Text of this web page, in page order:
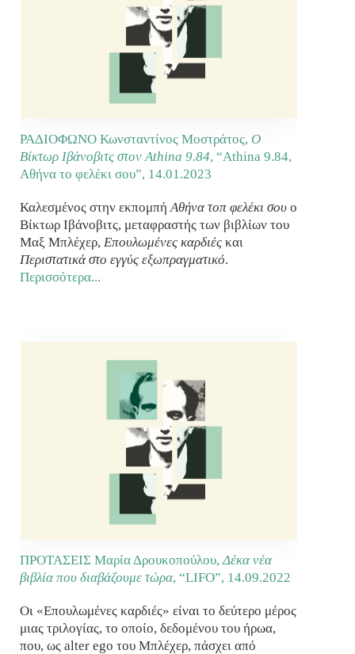
ΡΑΔΙΟΦΩΝΟ Κωνσταντίνος Μοστράτος, Ο
Βίκτωρ Ιβάνοβιτς στον Αthina 9.84, “Athina 9.84,
Αθήνα το φελέκι σου”, 14.01.2023
Καλεσμένος στην εκπομπήΑθήνα τοπ φελέκι σου ο
Βίκτωρ Ιβάνοβιτς, μεταφραστής των βιβλίων του
Μαξ Μπλέχερ, Επουλωμένες καρδιές και
Περιστατικά στο εγγύς εξωπραγματικό.
Περισσότερα...
ΠΡΟΤΑΣΕΙΣ Μαρία Δρουκοπούλου, Δέκα νέα
βιβλία που διαβάζουμε τώρα, “LIFO”, 14.09.2022
Οι «Επουλωμένες καρδιές» είναι το δεύτερο μέρος
μιας τριλογίας, το οποίο, δεδομένου του ήρωα,
που, ως alter ego του Μπλέχερ, πάσχει από